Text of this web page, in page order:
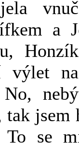
a
výlet
No,
jsem
To se